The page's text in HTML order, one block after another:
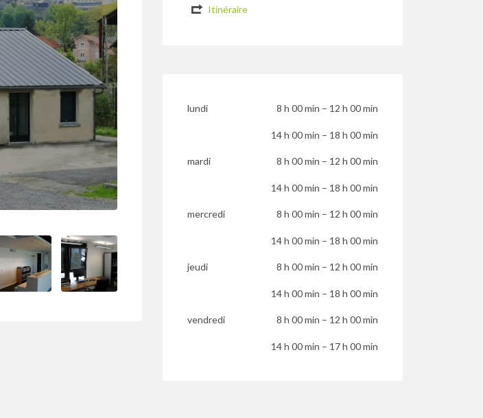
Itinéraire
lundi 8 h 00 min – 12 h 00 min
14 h 00 min – 18 h 00 min
mardi 8 h 00 min – 12 h 00 min
14 h 00 min – 18 h 00 min
mercredi 8 h 00 min – 12 h 00 min
14 h 00 min – 18 h 00 min
jeudi 8 h 00 min – 12 h 00 min
14 h 00 min – 18 h 00 min
vendredi 8 h 00 min – 12 h 00 min
14 h 00 min – 17 h 00 min